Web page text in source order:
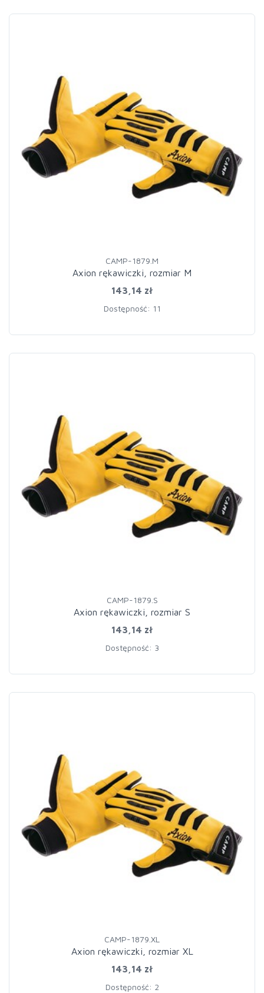
CAMP-1879.M
Axion rękawiczki, rozmiar M
143,14 zł
Dostępność: 11
CAMP-1879.S
Axion rękawiczki, rozmiar S
143,14 zł
Dostępność: 3
CAMP-1879.XL
Axion rękawiczki, rozmiar XL
143,14 zł
Dostępność: 2